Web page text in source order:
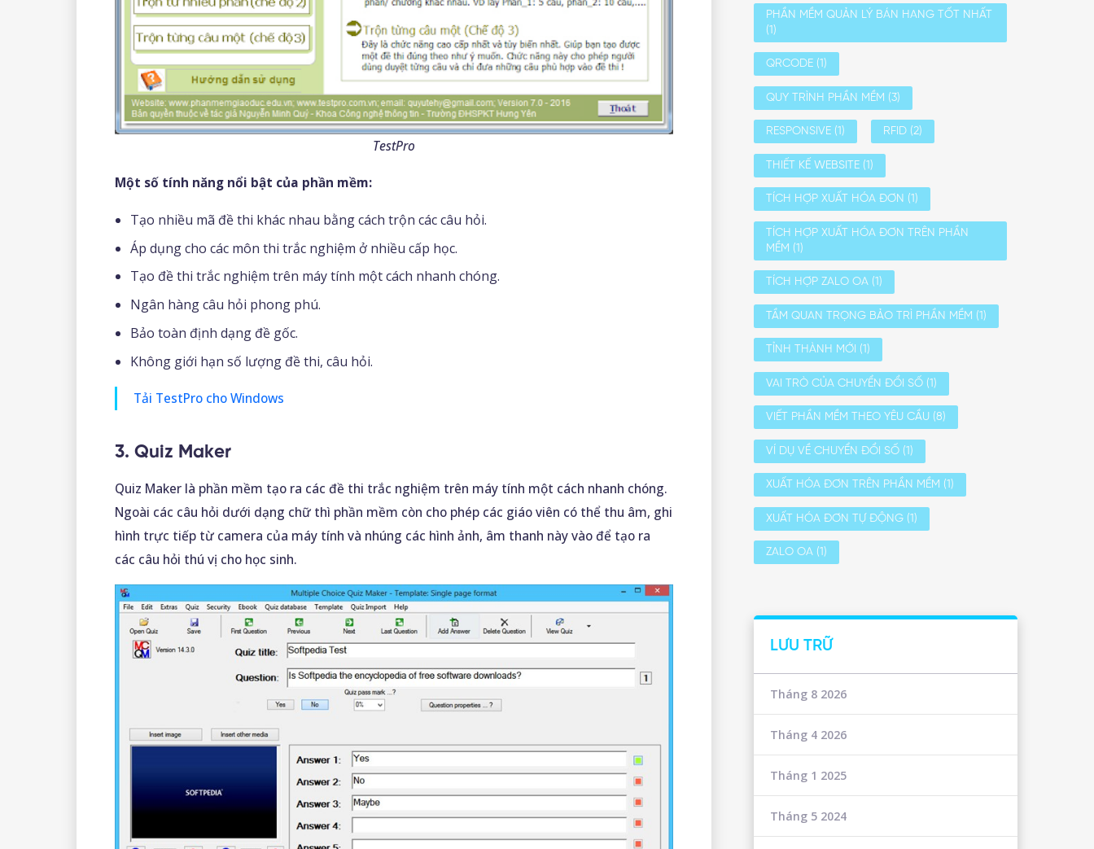
TestPro
Một số tính năng nổi bật của phần mềm:
Tạo nhiều mã đề thi khác nhau bằng cách trộn các câu hỏi.
Áp dụng cho các môn thi trắc nghiệm ở nhiều cấp học.
Tạo đề thi trắc nghiệm trên máy tính một cách nhanh chóng.
Ngân hàng câu hỏi phong phú.
Bảo toàn định dạng đề gốc.
Không giới hạn số lượng đề thi, câu hỏi.
Tải TestPro cho Windows
3. Quiz Maker
Quiz Maker là phần mềm tạo ra các đề thi trắc nghiệm trên máy tính một cách nhanh chóng.
Ngoài các câu hỏi dưới dạng chữ thì phần mềm còn cho phép các giáo viên có thể thu âm, ghi
hình trực tiếp từ camera của máy tính và nhúng các hình ảnh, âm thanh này vào để tạo ra
các câu hỏi thú vị cho học sinh.
PHẦN MỀM QUẢN LÝ BÁN HANG TỐT NHẤT
(1)
QRCODE (1)
QUY TRÌNH PHẦN MỀM (3)
RESPONSIVE (1) RFID(2)
THIẾT KẾ WEBSITE (1)
TÍCH HỢP XUẤT HÓA ĐƠN (1)
TÍCH HỢP XUẤT HÓA ĐƠN TRÊN PHẦN
MỀM (1)
TÍCH HỢP ZALO OA (1)
TẦM QUAN TRỌNG BẢO TRÌ PHẦN MỀM (1)
TỈNH THÀNH MỚI (1)
VAI TRÒ CỦA CHUYỂN ĐỔI SỐ (1)
VIẾT PHẦN MỀM THEO YÊU CẦU (8)
VÍ DỤ VỀ CHUYỂN ĐỔI SỐ (1)
XUẤT HÓA ĐƠN TRÊN PHẦN MỀM (1)
XUẤT HÓA ĐƠN TỰ ĐỘNG (1)
ZALO OA (1)
LƯU TRỮ
Tháng 8 2026
Tháng 4 2026
Tháng 1 2025
Tháng 5 2024